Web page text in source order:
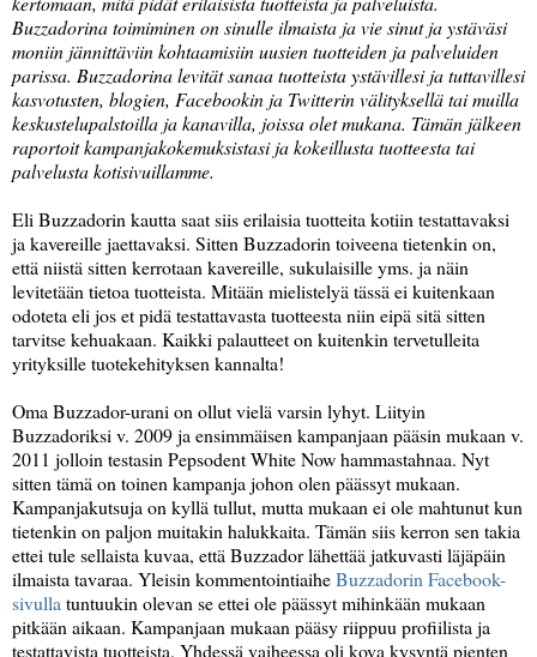
Buzzadorina toimiminen on sinulle ilmaista ja vie sinut ja ystäväsi
moniin jännittäviin kohtaamisiin uusien tuotteiden ja palveluiden
parissa. Buzzadorina levität sanaa tuotteista ystävillesi ja tuttavillesi
kasvotusten, blogien, Facebookin ja Twitterin välityksellä tai muilla
keskustelupalstoilla ja kanavilla, joissa olet mukana. Tämän jälkeen
raportoit kampanjakokemuksistasi ja kokeillusta tuotteesta tai
palvelusta kotisivuillamme.
Eli Buzzadorin kautta saat siis erilaisia tuotteita kotiin testattavaksi
ja kavereille jaettavaksi. Sitten Buzzadorin toiveena tietenkin on,
että niistä sitten kerrotaan kavereille, sukulaisille yms. ja näin
levitetään tietoa tuotteista. Mitään mielistelyä tässä ei kuitenkaan
odoteta eli jos et pidä testattavasta tuotteesta niin eipä sitä sitten
tarvitse kehuakaan. Kaikki palautteet on kuitenkin tervetulleita
yrityksille tuotekehityksen kannalta!
Oma Buzzador-urani on ollut vielä varsin lyhyt. Liityin
Buzzadoriksi v. 2009 ja ensimmäisen kampanjaan pääsin mukaan v.
2011 jolloin testasin Pepsodent White Now hammastahnaa. Nyt
sitten tämä on toinen kampanja johon olen päässyt mukaan.
Kampanjakutsuja on kyllä tullut, mutta mukaan ei ole mahtunut kun
tietenkin on paljon muitakin halukkaita. Tämän siis kerron sen takia
ettei tule sellaista kuvaa, että Buzzador lähettää jatkuvasti läjäpäin
ilmaista tavaraa. Yleisin kommentointiaiheBuzzadorin Facebook-
sivulla tuntuukin olevan se ettei ole päässyt mihinkään mukaan
pitkään aikaan. Kampanjaan mukaan pääsy riippuu profiilista ja
testattavista tuotteista. Yhdessä vaiheessa oli kova kysyntä pienten